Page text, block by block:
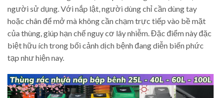
người sử dụng. Với nắp lật, người dùng chỉ cần dùng tay
hoặc chân để mở mà không cần chạm trực tiếp vào bề mặt
của thùng, giúp hạn chế nguy cơ lây nhiễm. Đặc điểm này đặc
biệt hữu ích trong bối cảnh dịch bệnh đang diễn biến phức
tạp như hiện nay.